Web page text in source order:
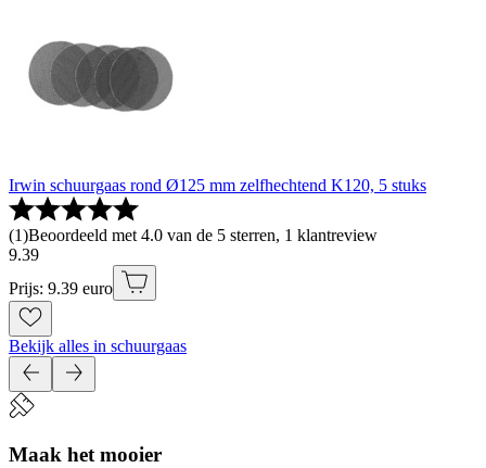
Irwin schuurgaas rond Ø125 mm zelfhechtend K120, 5 stuks
(1)Beoordeeld met 4.0 van de 5 sterren, 1 klantreview
9.39
Prijs: 9.39 euro
Bekijk alles in schuurgaas
Maak het mooier